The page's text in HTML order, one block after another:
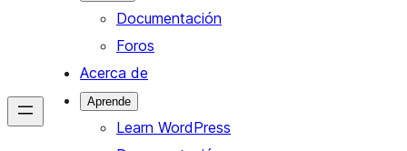
Documentación
Foros
Acerca de
Aprende
Learn WordPress